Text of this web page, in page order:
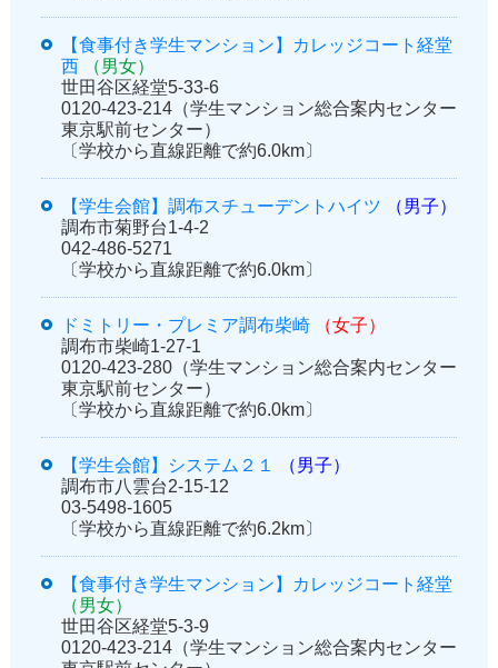
【食事付き学生マンション】カレッジコート経堂
西
（男女）
世田谷区経堂5-33-6
0120-423-214（学生マンション総合案内センター
東京駅前センター）
〔学校から直線距離で約6.0km〕
【学生会館】調布スチューデントハイツ
（男子）
調布市菊野台1-4-2
042-486-5271
〔学校から直線距離で約6.0km〕
ドミトリー・プレミア調布柴崎
（女子）
調布市柴崎1-27-1
0120-423-280（学生マンション総合案内センター
東京駅前センター）
〔学校から直線距離で約6.0km〕
【学生会館】システム２１
（男子）
調布市八雲台2-15-12
03-5498-1605
〔学校から直線距離で約6.2km〕
【食事付き学生マンション】カレッジコート経堂
（男女）
世田谷区経堂5-3-9
0120-423-214（学生マンション総合案内センター